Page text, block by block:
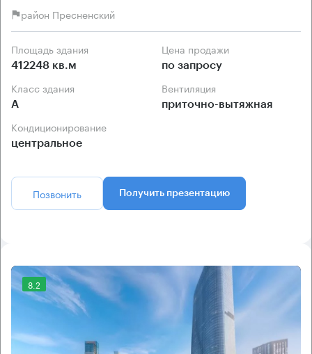
район Пресненский
Площадь здания
412248 кв.м
Цена продажи
по запросу
Класс здания
А
Вентиляция
приточно-вытяжная
Кондиционирование
центральное
Позвонить Получить презентацию
8.2